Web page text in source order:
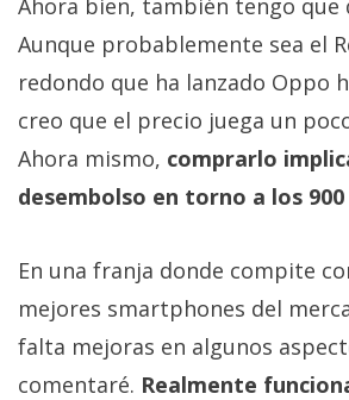
Ahora bien, también tengo que
Aunque probablemente sea el
redondo que ha lanzado Oppo
creo que el precio juega un
Ahora mismo, comprarlo
desembolso en torno a los
En una franja donde compite
mejores smartphones del
falta mejoras en algunos
comentaré. Realmente